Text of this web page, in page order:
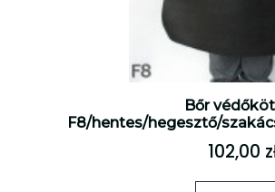
Bőr
F8/hentes/hegesztő/
102,00